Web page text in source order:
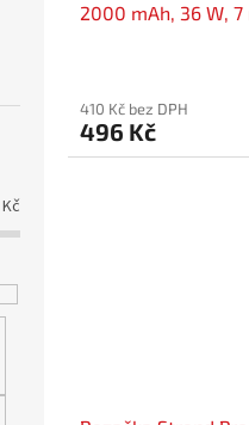
Kč
2000 mAh, 36 W, 7
410 Kč bez DPH
496 Kč